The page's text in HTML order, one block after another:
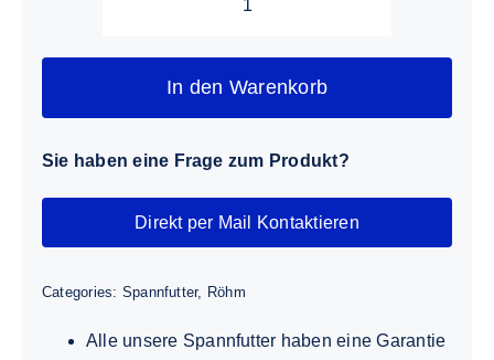
500-
In den Warenkorb
Sie haben eine Frage zum Produkt?
Direkt per Mail Kontaktieren
Categories: Spannfutter, Röhm
Alle unsere Spannfutter haben eine Garantie